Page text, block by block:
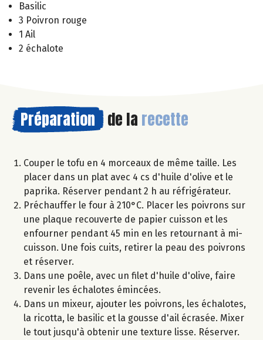
Basilic
3 Poivron rouge
1 Ail
2 échalote
Préparation de la recette
Couper le tofu en 4 morceaux de même taille. Les
placer dans un plat avec 4 cs d'huile d'olive et le
paprika. Réserver pendant 2 h au réfrigérateur.
Préchauffer le four à 210°C. Placer les poivrons sur
une plaque recouverte de papier cuisson et les
enfourner pendant 45 min en les retournant à mi-
cuisson. Une fois cuits, retirer la peau des poivrons
et réserver.
Dans une poêle, avec un filet d'huile d'olive, faire
revenir les échalotes émincées.
Dans un mixeur, ajouter les poivrons, les échalotes,
la ricotta, le basilic et la gousse d'ail écrasée. Mixer
le tout jusqu'à obtenir une texture lisse. Réserver.